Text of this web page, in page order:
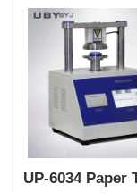
UP-6034 Paper